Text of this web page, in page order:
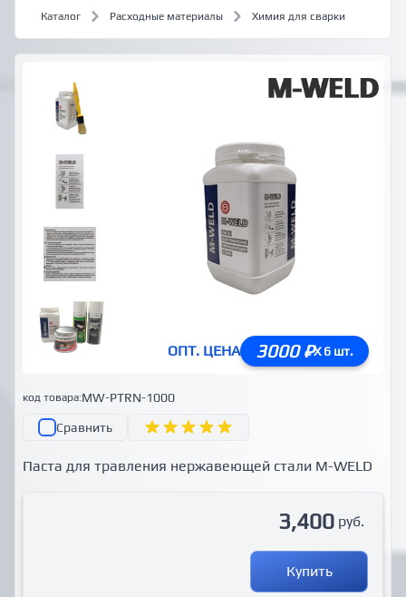
Каталог Расходные материалы Химия для сварки
ОПТ. ЦЕНА 3000 ₽X 6 шт.
код товара:MW-PTRN-1000
Сравнить
Паста для травления нержавеющей стали M-WELD
3,400 руб.
Купить